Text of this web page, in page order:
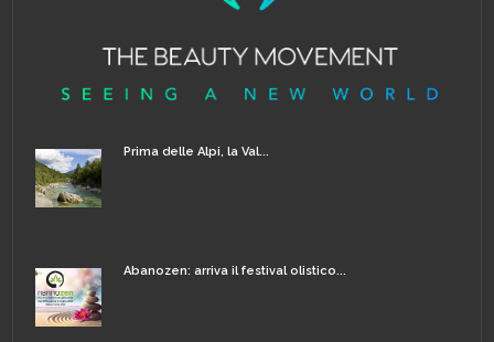
Prima delle Alpi, la Val...
Abanozen: arriva il festival olistico...